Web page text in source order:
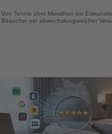
Von Tennis über Marathon bis
Besucher ein abwechslungsreicher